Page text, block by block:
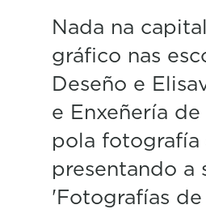
Nada na
gráfico nas
Deseño e
e Enxeñería
pola
presentando a
'Fotografías de